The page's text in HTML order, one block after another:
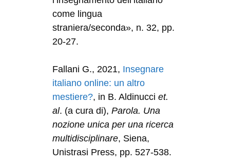
come lingua
straniera/seconda», n. 32, pp.
20-27.
Fallani G., 2021, Insegnare
italiano online: un altro
mestiere?, in B. Aldinucciet.
al. (a cura di),Parola. Una
nozione unica per una ricerca
multidisciplinare, Siena,
Unistrasi Press, pp. 527-538.